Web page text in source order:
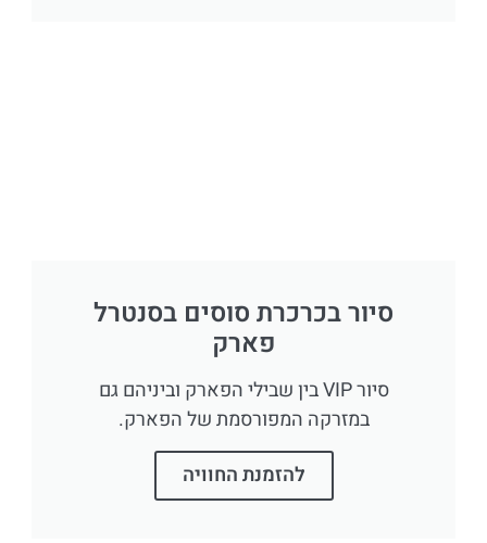
סיור בכרכרת סוסים בסנטרל
פארק
סיור VIP בין שבילי הפארק וביניהם גם
במזרקה המפורסמת של הפארק.
להזמנת החוויה